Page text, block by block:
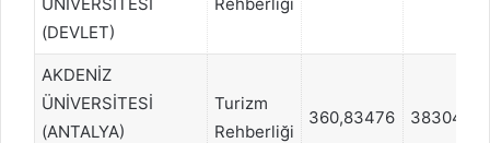
(DEVLET)
AKDENİZ
ÜNİVERSİTESİ
(ANTALYA)
Turizm
Rehberliği
360,83476 38304